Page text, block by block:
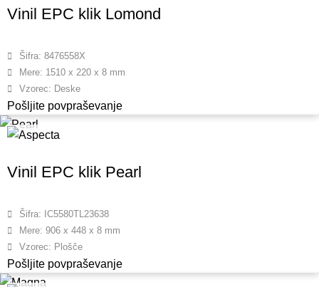
Vinil EPC klik Lomond
Šifra: 8476558X
Mere: 1510 x 220 x 8 mm
Vzorec: Deske
Pošljite povpraševanje
Vinil EPC klik Pearl
Šifra: IC5580TL23638
Mere: 906 x 448 x 8 mm
Vzorec: Plošče
Pošljite povpraševanje